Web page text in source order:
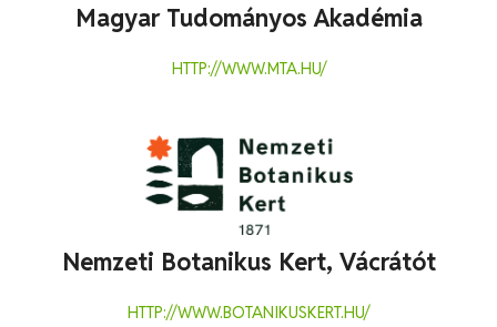
Magyar Tudományos Akadémia
HTTP://WWW.MTA.HU/
Nemzeti Botanikus Kert, Vácrátót
HTTP://WWW.BOTANIKUSKERT.HU/